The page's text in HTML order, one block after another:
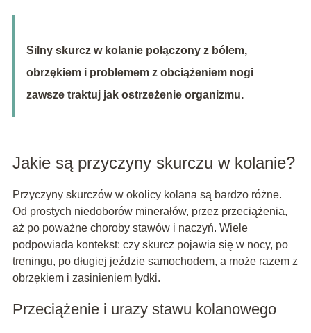
Silny skurcz w kolanie połączony z bólem,
obrzękiem i problemem z obciążeniem nogi
zawsze traktuj jak ostrzeżenie organizmu.
Jakie są przyczyny skurczu w kolanie?
Przyczyny skurczów w okolicy kolana są bardzo różne.
Od prostych niedoborów minerałów, przez przeciążenia,
aż po poważne choroby stawów i naczyń. Wiele
podpowiada kontekst: czy skurcz pojawia się w nocy, po
treningu, po długiej jeździe samochodem, a może razem z
obrzękiem i zasinieniem łydki.
Przeciążenie i urazy stawu kolanowego